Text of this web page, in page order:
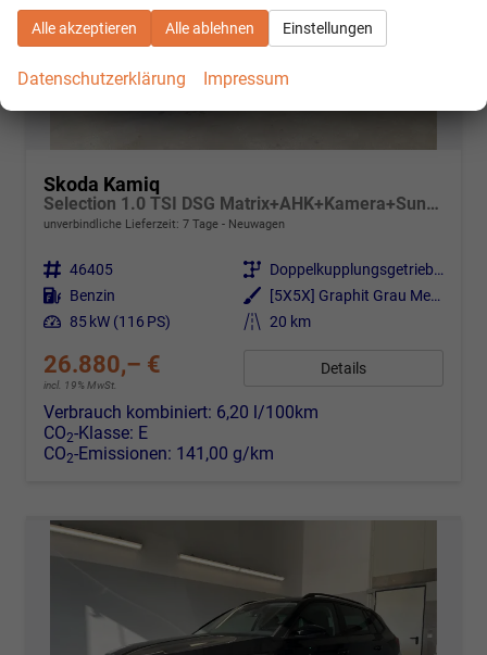
Skoda Kamiq
Selection 1.0 TSI DSG Matrix+AHK+Kamera+Sunset+PDCvohi+Kessy+Sitzheizung+GV4
unverbindliche Lieferzeit: 7 Tage Neuwagen
Fahrzeugnr. 46405 Getriebe
Doppelkupplungsgetriebe (DSG)
Kraftstoff Benzin Außenfarbe
[5X5X] Graphit Grau Metallic
Leistung 85 kW (116 PS) Kilometerstand 20 km
26.880,– €
incl. 19% MwSt.
Details
Verbrauch kombiniert: 6,20 l/100km
CO2-Klasse: E
CO2-Emissionen: 141,00 g/km
Alle akzeptieren Alle ablehnen Einstellungen
Datenschutzerklärung Impressum